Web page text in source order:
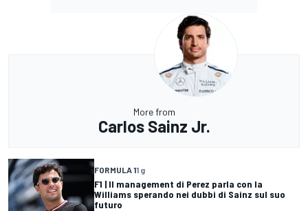
More from
Carlos Sainz Jr.
FORMULA 11 g
F1 | Il management di Perez parla con la
Williams sperando nei dubbi di Sainz sul suo
futuro